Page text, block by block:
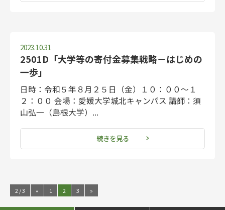
2023.10.31
2501D「大学等の寄付金募集戦略－はじめの
一歩」
日時：令和５年８月２５日（金）１０：００～１
２：００ 会場：愛媛大学城北キャンパス 講師：須
山弘一（島根大学）...
続きを見る
2 / 3 « 1 2 3 »